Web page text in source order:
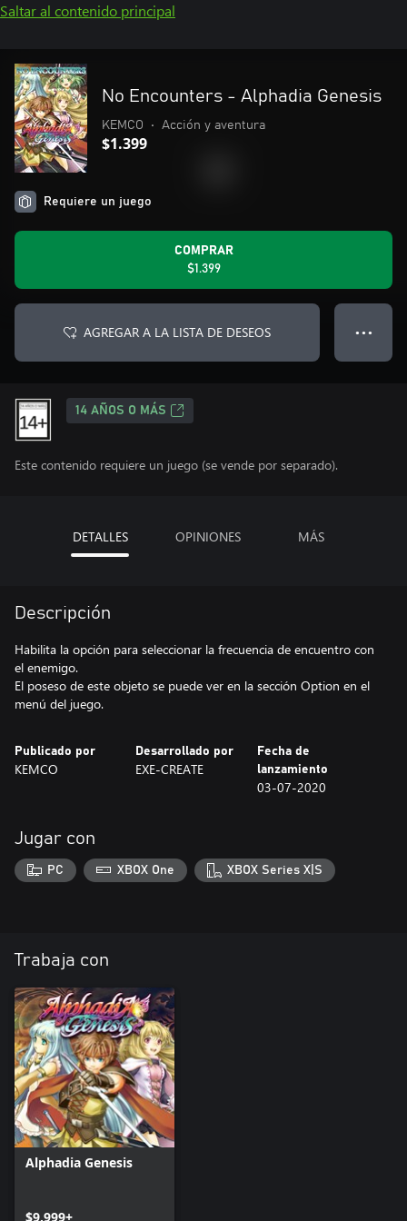
Saltar al contenido principal
No Encounters - Alphadia Genesis
KEMCO • Acción y aventura
$1.399
Requiere un juego
COMPRAR
$1.399
AGREGAR A LA LISTA DE DESEOS ● ● ●
14 AÑOS O MÁS
Este contenido requiere un juego (se vende por separado).
DETALLES OPINIONES MÁS
Descripción
Habilita la opción para seleccionar la frecuencia de encuentro con
el enemigo.
El poseso de este objeto se puede ver en la sección Option en el
menú del juego.
Publicado por
KEMCO
Desarrollado por
EXE-CREATE
Fecha de
lanzamiento
03-07-2020
Jugar con
PC XBOX One XBOX Series X|S
Trabaja con
Alphadia Genesis
$9.999+